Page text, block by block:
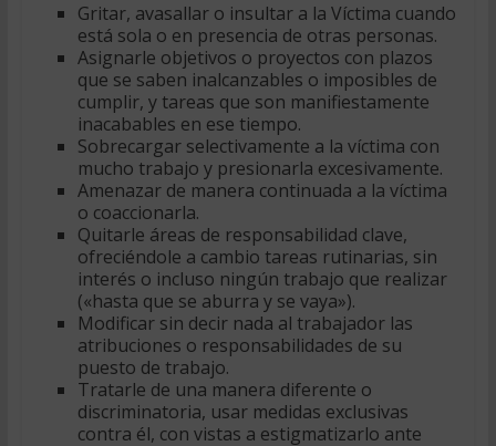
Gritar, avasallar o insultar a la Víctima cuando
está sola o en presencia de otras personas.
Asignarle objetivos o proyectos con plazos
que se saben inalcanzables o imposibles de
cumplir, y tareas que son manifiestamente
inacabables en ese tiempo.
Sobrecargar selectivamente a la víctima con
mucho trabajo y presionarla excesivamente.
Amenazar de manera continuada a la víctima
o coaccionarla.
Quitarle áreas de responsabilidad clave,
ofreciéndole a cambio tareas rutinarias, sin
interés o incluso ningún trabajo que realizar
(«hasta que se aburra y se vaya»).
Modificar sin decir nada al trabajador las
atribuciones o responsabilidades de su
puesto de trabajo.
Tratarle de una manera diferente o
discriminatoria, usar medidas exclusivas
contra él, con vistas a estigmatizarlo ante